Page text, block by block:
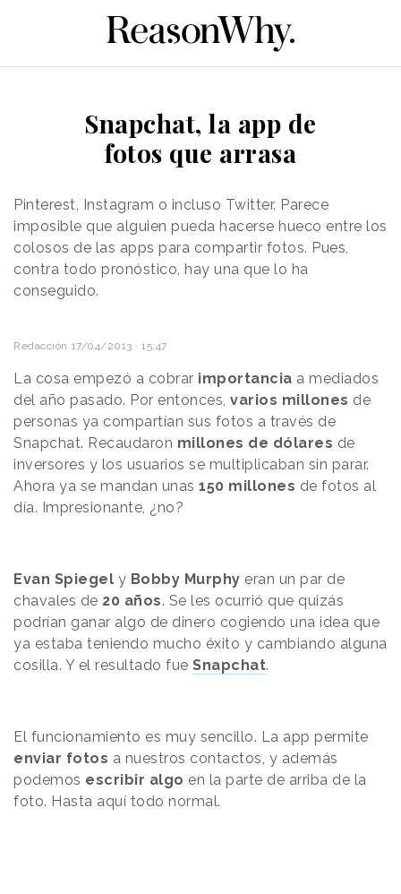
Snapchat, la app de
fotos que arrasa
Pinterest, Instagram o incluso Twitter. Parece
imposible que alguien pueda hacerse hueco entre los
colosos de las apps para compartir fotos. Pues,
contra todo pronóstico, hay una que lo ha
conseguido.
Redacción 17/04/2013 · 15:47
La cosa empezó a cobrar importancia a mediados
del año pasado. Por entonces, varios millones de
personas ya compartían sus fotos a través de
Snapchat. Recaudaron millones de dólares de
inversores y los usuarios se multiplicaban sin parar.
Ahora ya se mandan unas 150 millones de fotos al
día. Impresionante, ¿no?
Evan Spiegel y Bobby Murphy eran un par de
chavales de 20 años. Se les ocurrió que quizás
podrían ganar algo de dinero cogiendo una idea que
ya estaba teniendo mucho éxito y cambiando alguna
cosilla. Y el resultado fue Snapchat.
El funcionamiento es muy sencillo. La app permite
enviar fotos a nuestros contactos, y además
podemos escribir algo en la parte de arriba de la
foto. Hasta aquí todo normal.